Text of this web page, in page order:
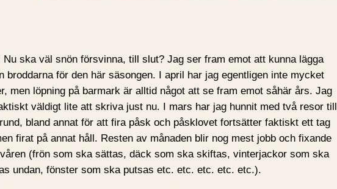
Nu ska väl snön försvinna, till slut? Jag ser fram emot att kunna lägga
broddarna för den här säsongen. I april har jag egentligen inte mycket
men löpning på barmark är alltid något att se fram emot såhär års. Jag
väldigt lite att skriva just nu. I mars har jag hunnit med två resor till
bland annat för att fira påsk och påsklovet fortsätter faktiskt ett tag
firat på annat håll. Resten av månaden blir nog mest jobb och fixande
(frön som ska sättas, däck som ska skiftas, vinterjackor som ska
undan, fönster som ska putsas etc. etc. etc. etc. etc.).